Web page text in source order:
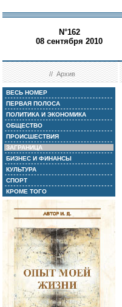
N°162
08 сентября 2010
//Архив
ВЕСЬ НОМЕР
ПЕРВАЯ ПОЛОСА
ПОЛИТИКА И ЭКОНОМИКА
ОБЩЕСТВО
ПРОИСШЕСТВИЯ
ЗАГРАНИЦА
БИЗНЕС И ФИНАНСЫ
КУЛЬТУРА
СПОРТ
КРОМЕ ТОГО